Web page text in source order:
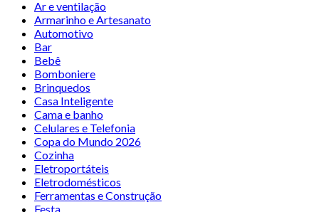
Ar e ventilação
Armarinho e Artesanato
Automotivo
Bar
Bebê
Bomboniere
Brinquedos
Casa Inteligente
Cama e banho
Celulares e Telefonia
Copa do Mundo 2026
Cozinha
Eletroportáteis
Eletrodomésticos
Ferramentas e Construção
Festa